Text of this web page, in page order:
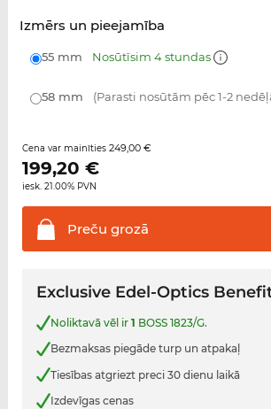
Izmērs un pieejamība
55 mm Nosūtīsim 4 stundas
58 mm (Parasti nosūtām pēc 1-2
Cena var mainīties 249,00 €
199,20 €
iesk. 21.00% PVN
Preču grozā
Exclusive Edel-Optics
Noliktavā vēl ir 1 BOSS 1823/G.
Bezmaksas piegāde turp un atpakaļ
Tiesības atgriezt preci 30 dienu laikā
Izdevīgas cenas